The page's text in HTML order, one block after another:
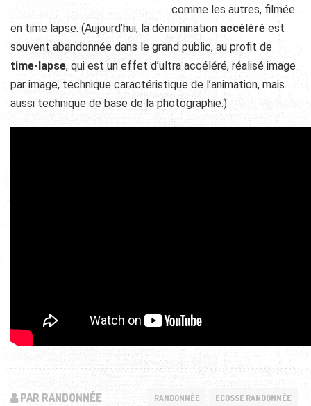
comme les autres, filmée
en time lapse. (Aujourd’hui, la dénomination accéléré est
souvent abandonnée dans le grand public, au profit de
time-lapse, qui est un effet d’ultra accéléré, réalisé image
par image, technique caractéristique de l’animation, mais
aussi technique de base de la photographie.)
PAR RANDONNÉE RANDONNÉE ECOSSE RANDONNÉE